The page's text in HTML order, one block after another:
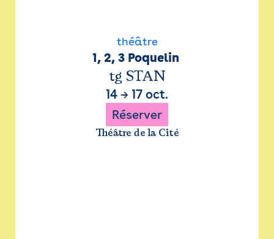
théâtre
1, 2, 3 Poquelin
tg STAN
14 → 17 oct.
Réserver
Théâtre de la Cité